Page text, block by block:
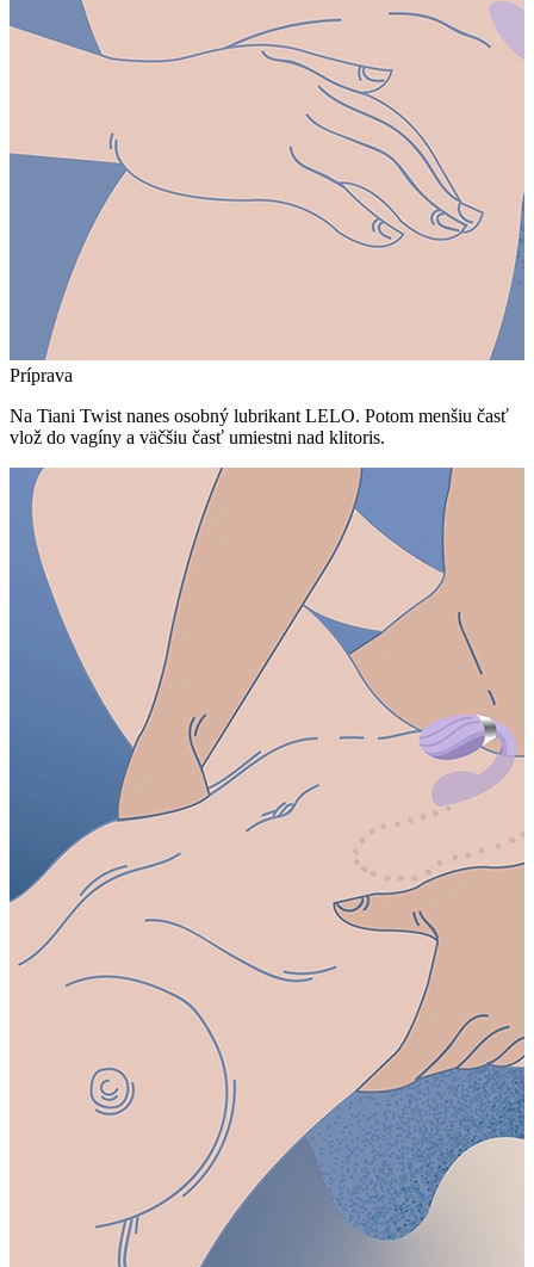
Príprava
Na Tiani Twist nanes osobný lubrikant LELO. Potom menšiu časť
vlož do vagíny a väčšiu časť umiestni nad klitoris.